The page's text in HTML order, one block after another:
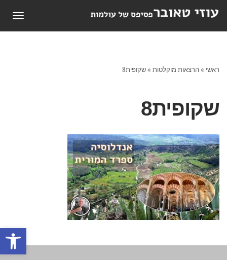
פתח
ראשי »הרצאות מוקלטות »שקופית8
שקופית8